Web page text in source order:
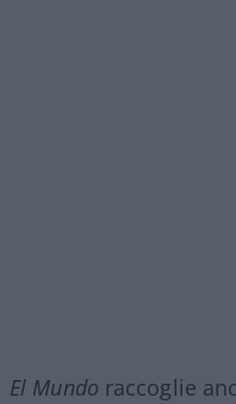
El Mundo raccoglie